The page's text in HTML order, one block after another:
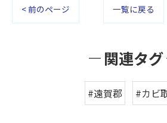
< 前のページ 一覧に戻る
関連タグ
#遠賀郡 #カビ